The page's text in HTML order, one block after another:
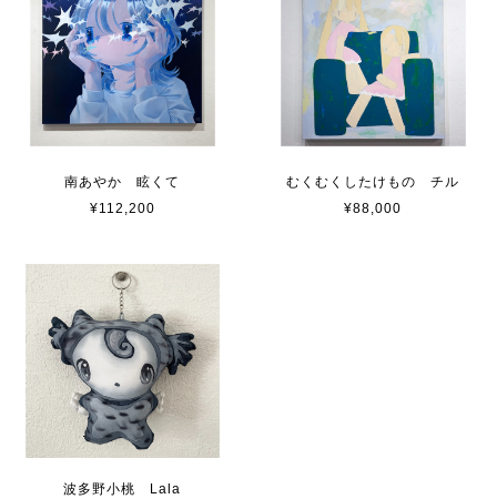
南あやか 眩くて
¥112,200
むくむくしたけもの チル
¥88,000
波多野小桃 Lala